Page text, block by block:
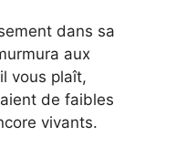
dans sa
aux
vous plaît,
de faibles
vivants.